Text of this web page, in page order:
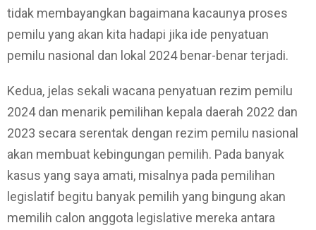
tidak membayangkan bagaimana kacaunya proses
pemilu yang akan kita hadapi jika ide penyatuan
pemilu nasional dan lokal 2024 benar-benar terjadi.
Kedua, jelas sekali wacana penyatuan rezim pemilu
2024 dan menarik pemilihan kepala daerah 2022 dan
2023 secara serentak dengan rezim pemilu nasional
akan membuat kebingungan pemilih. Pada banyak
kasus yang saya amati, misalnya pada pemilihan
legislatif begitu banyak pemilih yang bingung akan
memilih calon anggota legislative mereka antara